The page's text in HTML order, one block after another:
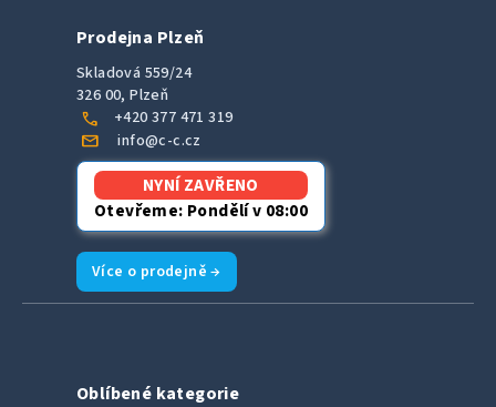
Prodejna Plzeň
Skladová 559/24
326 00, Plzeň
call +420 377 471 319
mail info@c-c.cz
NYNÍ ZAVŘENO
Otevřeme: Pondělí v 08:00
Více o prodejně →
Oblíbené kategorie